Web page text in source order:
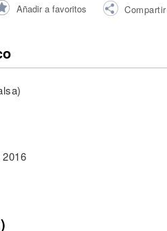
Añadir a favoritos Compartir